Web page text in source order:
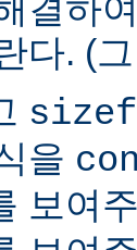
결하
다. (
을
보여